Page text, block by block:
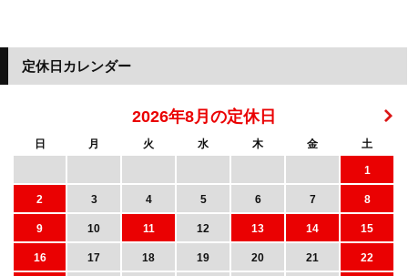
定休日カレンダー
2026年8月の定休日
日 月 火 水 木 金
土
1
2
3 4 5 6 7
8
9
10 11 12 13 14
15
16
17 18 19 20 21
22